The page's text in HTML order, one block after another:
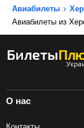
Авиабилеты
Авиабилеты из
О нас
Контакты